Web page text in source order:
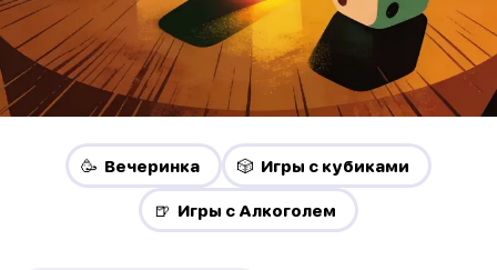
🥳 Вечеринка 🎲 Игры с кубиками
🍺 Игры с Алкоголем